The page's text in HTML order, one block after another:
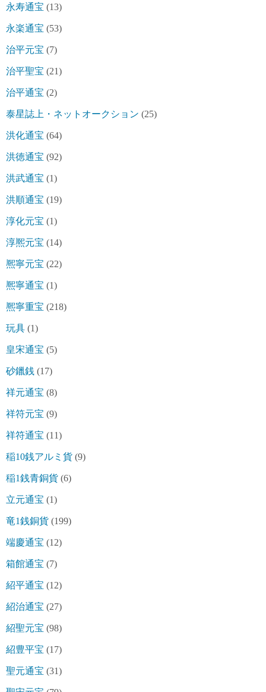
永寿通宝 (13)
永楽通宝 (53)
治平元宝 (7)
治平聖宝 (21)
治平通宝 (2)
泰星誌上・ネットオークション (25)
洪化通宝 (64)
洪徳通宝 (92)
洪武通宝 (1)
洪順通宝 (19)
淳化元宝 (1)
淳熈元宝 (14)
熈寧元宝 (22)
熈寧通宝 (1)
熈寧重宝 (218)
玩具 (1)
皇宋通宝 (5)
砂鑞銭 (17)
祥元通宝 (8)
祥符元宝 (9)
祥符通宝 (11)
稲10銭アルミ貨 (9)
稲1銭青銅貨 (6)
立元通宝 (1)
竜1銭銅貨 (199)
端慶通宝 (12)
箱館通宝 (7)
紹平通宝 (12)
紹治通宝 (27)
紹聖元宝 (98)
紹豊平宝 (17)
聖元通宝 (31)